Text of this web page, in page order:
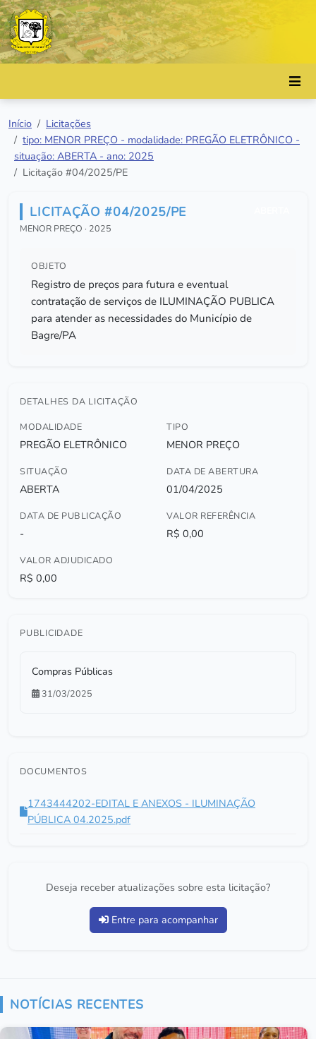
Início
Licitações
tipo: MENOR PREÇO - modalidade: PREGÃO ELETRÔNICO -
situação: ABERTA - ano: 2025
Licitação #04/2025/PE
LICITAÇÃO #04/2025/PE
MENOR PREÇO · 2025
OBJETO
Registro de preços para futura e eventual
contratação de serviços de ILUMINAÇÃO PUBLICA
para atender as necessidades do Município de
Bagre/PA
DETALHES DA LICITAÇÃO
MODALIDADE
PREGÃO ELETRÔNICO
TIPO
MENOR PREÇO
SITUAÇÃO
ABERTA
DATA DE ABERTURA
01/04/2025
DATA DE PUBLICAÇÃO
-
VALOR REFERÊNCIA
R$ 0,00
VALOR ADJUDICADO
R$ 0,00
PUBLICIDADE
Compras Públicas
31/03/2025
DOCUMENTOS
1743444202-EDITAL E ANEXOS - ILUMINAÇÃO
PÚBLICA 04.2025.pdf
Deseja receber atualizações sobre esta licitação?
Entre para acompanhar
NOTÍCIAS RECENTES